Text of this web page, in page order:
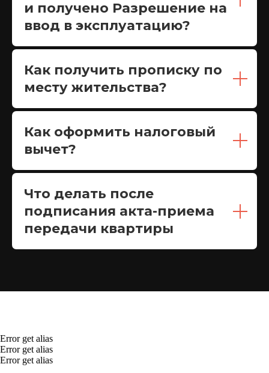
и получено Разрешение на
ввод в эксплуатацию?
Как получить прописку по
месту жительства?
Как оформить налоговый
вычет?
Что делать после
подписания акта-приема
передачи квартиры
Error get alias
Error get alias
Error get alias